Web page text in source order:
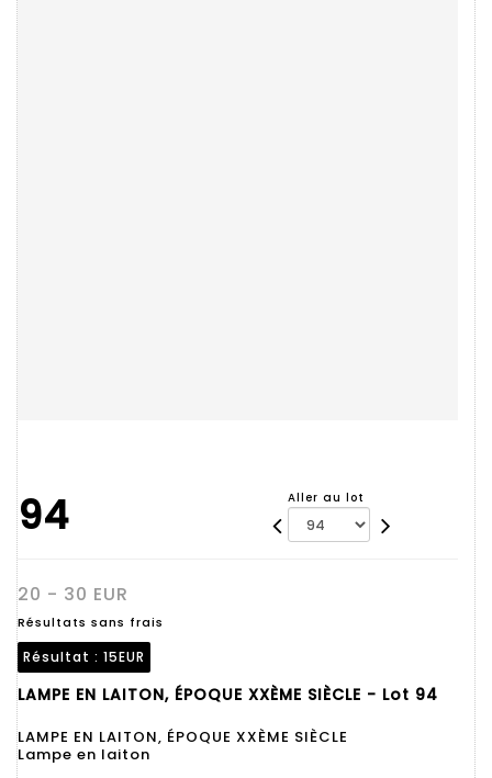
94 Aller au lot
20 - 30 EUR
Résultats sans frais
Résultat : 15EUR
LAMPE EN LAITON, ÉPOQUE XXÈME SIÈCLE - Lot 94
LAMPE EN LAITON, ÉPOQUE XXÈME SIÈCLE
Lampe en laiton